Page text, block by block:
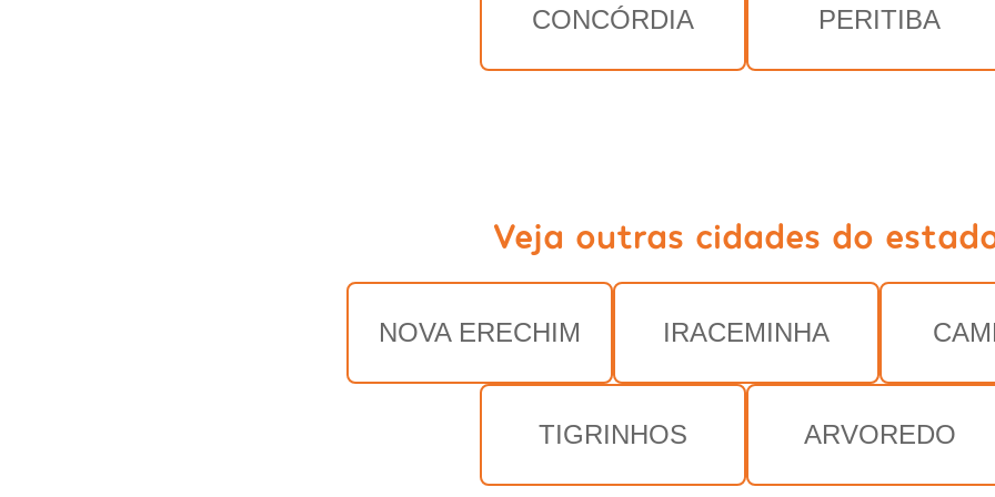
CONCÓRDIA PERITIBA
Veja outras cidades do
NOVA ERECHIM IRACEMINHA
TIGRINHOS ARVOREDO